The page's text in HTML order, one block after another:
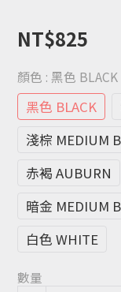
NT$825
顏色 : 黑色 BLACK
黑色 BLACK
淺棕 MEDIUM
赤褐 AUBURN
暗金 MEDIUM
白色 WHITE
數量